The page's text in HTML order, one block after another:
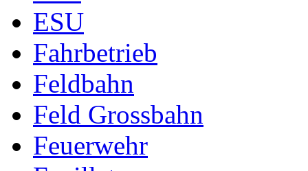
ESU
Fahrbetrieb
Feldbahn
Feld Grossbahn
Feuerwehr